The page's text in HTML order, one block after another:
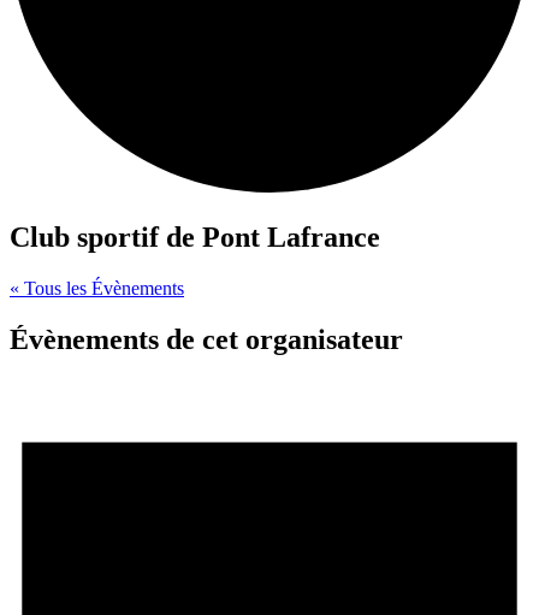
Club sportif de Pont Lafrance
« Tous les Évènements
Évènements de cet organisateur